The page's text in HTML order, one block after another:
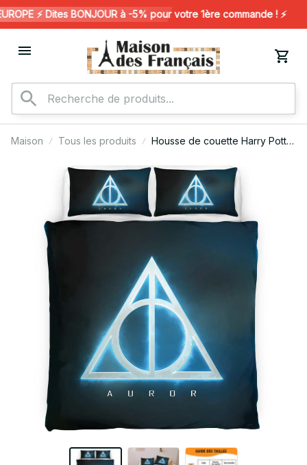
⚡️ Dites BONJOUR à -5% pour votre 1ère commande ! ⚡️
Maison Tous les produits
Housse de couette Harry Potter